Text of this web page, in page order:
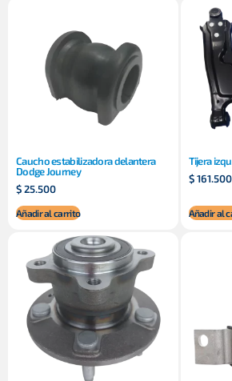
Caucho estabilizadora delantera
Dodge Journey
$25.500
Añadir al carrito
Tijera
$161.500
Añadir al